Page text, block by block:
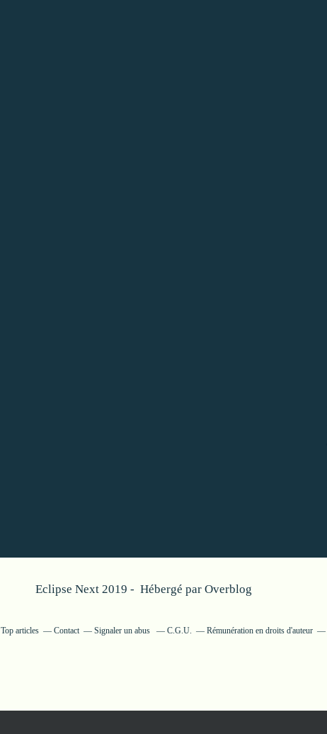
Eclipse Next 2019 - Hébergé par Overblog
Top articles Contact Signaler un abus C.G.U. Rémunération en droits d'auteur